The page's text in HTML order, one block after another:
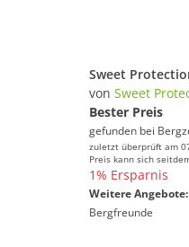
von Sweet
Bester Preis
gefunden bei
zuletzt überprüft am
Preis kann sich
1% Ersparnis
Weitere Angebote:
Bergfreunde